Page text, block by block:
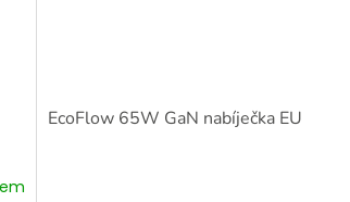
EcoFlow 65W GaN nabíječka EU